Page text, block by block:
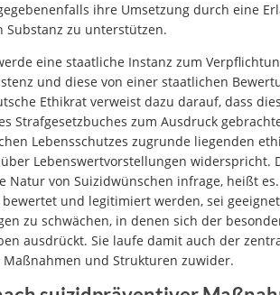
ihre Umsetzung durch eine
Substanz zu unterstützen.
eine staatliche Instanz zum
und diese von einer staatlichen
Ethikrat verweist dazu darauf, dass
Strafgesetzbuches zum Ausdruck
Lebensschutzes zugrunde liegenden
Lebenswertvorstellungen widerspricht.
Natur von Suizidwünschen infrage, heißt
und legitimiert werden, sei
zu schwächen, in denen sich der
ausdrückt. Sie laufe damit auch der
und Strukturen zuwider.